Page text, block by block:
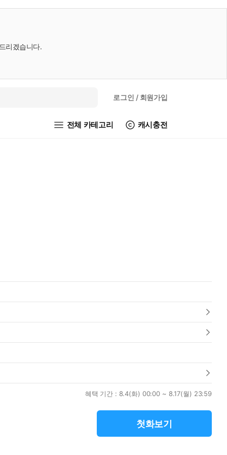
리겠습니다.
로그인 / 회원가입
전체 카테고리 캐시충전
혜택 기간 : 8.4(화) 00:00 ~ 8.17(월) 23:59
첫화보기